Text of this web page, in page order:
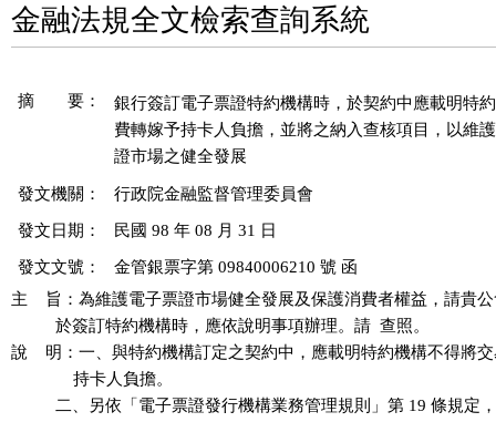
金融法規全文檢索查詢系統
摘 要：
銀行簽訂電子票證特約機構時，於契約中應載明特
費轉嫁予持卡人負擔，並將之納入查核項目，以維
發文機關： 行政院金融監督管理委員會
發文日期： 民國 98 年 08 月 31 日
發文文號：
金管銀票字第 09840006210 號 函
主    旨：為維護電子票證市場健全發展及保護消費者權益，請貴
          於簽訂特約機構時，應依說明事項辦理。請  查照。
說    明：一、與特約機構訂定之契約中，應載明特約機構不得將
              持卡人負擔。
二、另依「電子票證發行機構業務管理規則」第 19 條規定